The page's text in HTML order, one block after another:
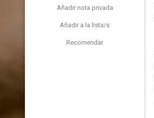
Añadir nota privada
Añadir a la lista/s
Recomendar